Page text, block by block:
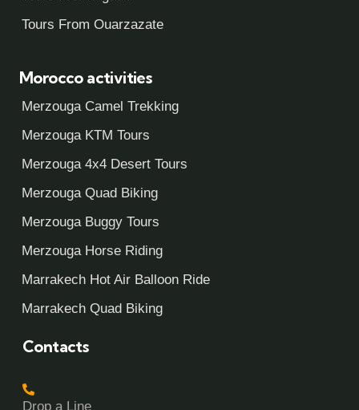
Tours From Ouarzazate
Morocco activities
Merzouga Camel Trekking
Merzouga KTM Tours
Merzouga 4x4 Desert Tours
Merzouga Quad Biking
Merzouga Buggy Tours
Merzouga Horse Riding
Marrakech Hot Air Balloon Ride
Marrakech Quad Biking
Contacts
Drop a Line